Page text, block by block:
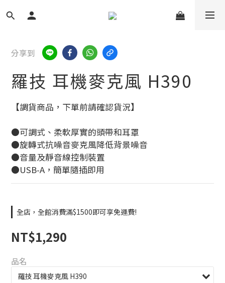
分享到
羅技 耳機麥克風 H390
【調貨商品，下單前請確認貨況】
●可調式、柔軟厚實的頭帶和耳罩
●旋轉式抗噪音麥克風降低背景噪音
●音量及靜音線控制裝置
●USB-A，簡單隨插即用
全店，全館消費滿$1500即可享免運費!
NT$1,290
品名